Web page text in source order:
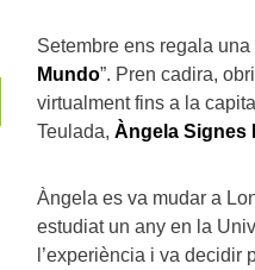
Setembre ens regala
Mundo”. Pren cadira,
virtualment fins a la
Teulada, Àngela Signes
Àngela es va mudar a
estudiat un any en la
l’experiència i va